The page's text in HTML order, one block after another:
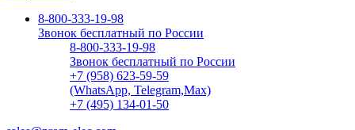
8-800-333-19-98
Звонок бесплатный по России
8-800-333-19-98
Звонок бесплатный по России
+7 (958) 623-59-59
(WhatsApp, Telegram,Max)
+7 (495) 134-01-50